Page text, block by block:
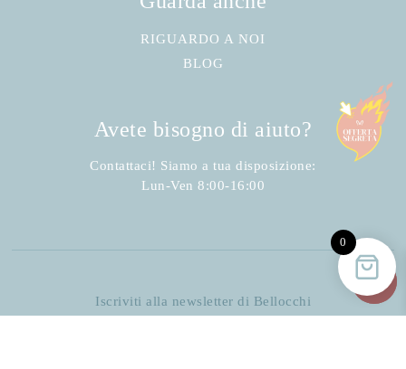
RIGUARDO A NOI
BLOG
Avete bisogno di aiuto?
Contattaci! Siamo a tua disposizione:
Lun-Ven 8:00-16:00
Iscriviti alla newsletter di Bellocchi
0